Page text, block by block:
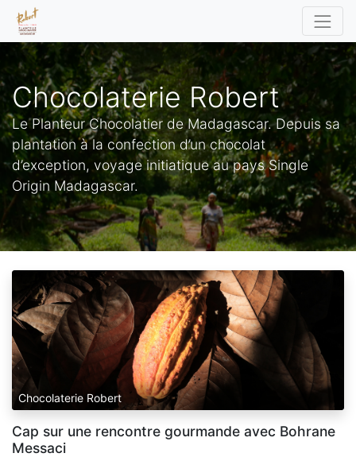
Chocolaterie Robert
Le Planteur Chocolatier de Madagascar. Depuis sa
plantation à la confection d’un chocolat
d’exception, voyage initiatique au pays Single
Origin Madagascar.
Chocolaterie Robert
Cap sur une rencontre gourmande avec Bohrane
Messaci